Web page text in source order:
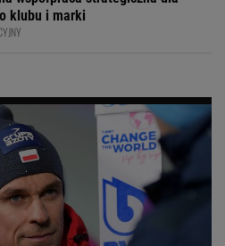
klubu i marki